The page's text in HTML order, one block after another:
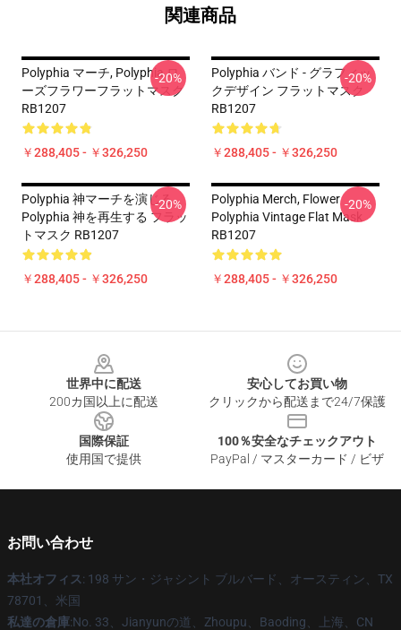
関連商品
Polyphia マーチ, Polyphia ロ
ーズフラワーフラットマスク
RB1207
￥288,405 - ￥326,250
-20%
Polyphia バンド - グラフィッ
クデザイン フラットマスク
RB1207
￥288,405 - ￥326,250
-20%
Polyphia 神マーチを演じる
Polyphia 神を再生する フラッ
トマスク RB1207
￥288,405 - ￥326,250
-20%
Polyphia Merch, Flower
Polyphia Vintage Flat Mask
RB1207
￥288,405 - ￥326,250
-20%
世界中に配送
200カ国以上に配送
安心してお買い物
クリックから配送まで24/7保護
国際保証
使用国で提供
100％安全なチェックアウト
PayPal / マスターカード / ビザ
お問い合わせ
本社オフィス: 198 サン・ジャシント ブルバード、オースティン、TX
78701、米国
私達の倉庫:No. 33、Jianyunの道、Zhoupu、Baoding、上海、CN